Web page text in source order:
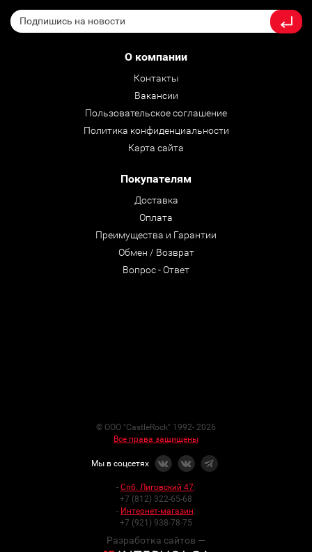
О компании
Контакты
Вакансии
Пользовательское соглашение
Политика конфиденциальности
Карта сайта
Покупателям
Доставка
Оплата
Преимущества и Гарантии
Обмен / Возврат
Вопрос - Ответ
© ООО "CastleRock" 1992- 2026
Все права защищены
Мы в соцсетях
- Спб. Лиговский 47:
+7 (812) 322-65-68
- Интернет-магазин:
+7 (921) 938-78-75
Разработка сайтов —